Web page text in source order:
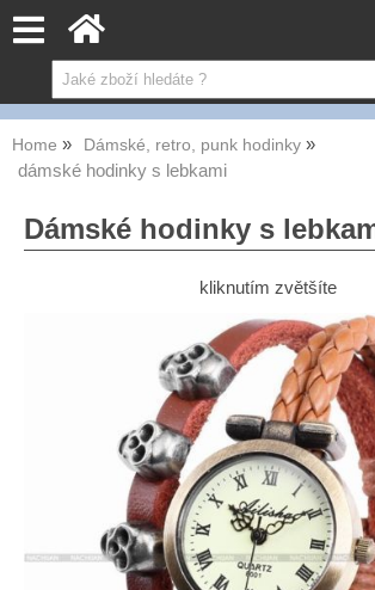
Home Dámské, retro, punk hodinky
dámské hodinky s lebkami
Dámské hodinky s
kliknutím zvětšíte